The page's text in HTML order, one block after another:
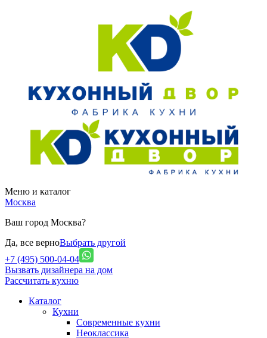
Меню и каталог
Москва
Ваш город Москва?
Да, все верноВыбрать другой
+7 (495) 500-04-04
Вызвать дизайнера на дом
Рассчитать кухню
Каталог
Кухни
Современные кухни
Неоклассика